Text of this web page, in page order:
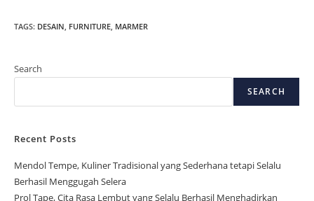
TAGS: DESAIN, FURNITURE, MARMER
Search
SEARCH
Recent Posts
Mendol Tempe, Kuliner Tradisional yang Sederhana tetapi Selalu
Berhasil Menggugah Selera
Prol Tape, Cita Rasa Lembut yang Selalu Berhasil Menghadirkan